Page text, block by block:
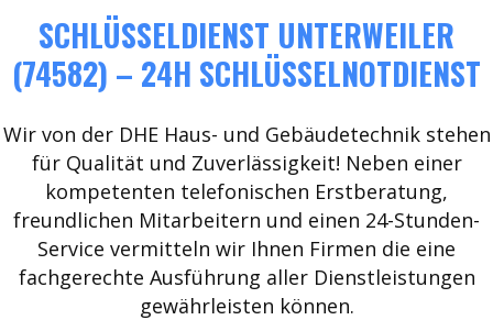
SCHLÜSSELDIENST UNTERWEILER
(74582) – 24H SCHLÜSSELNOTDIENST
Wir von der DHE Haus- und Gebäudetechnik stehen
für Qualität und Zuverlässigkeit! Neben einer
kompetenten telefonischen Erstberatung,
freundlichen Mitarbeitern und einen 24-Stunden-
Service vermitteln wir Ihnen Firmen die eine
fachgerechte Ausführung aller Dienstleistungen
gewährleisten können.